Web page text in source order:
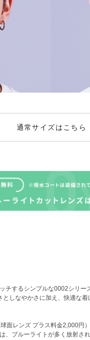
通常サイズはこちら
チするシンプルな0002シリー
しなやかさに加え、快適な着
面レンズ プラス料金2,000円）
、ブルーライトが多く放射され